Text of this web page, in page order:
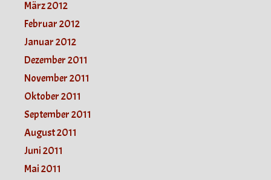
März 2012
Februar 2012
Januar 2012
Dezember 2011
November 2011
Oktober 2011
September 2011
August 2011
Juni 2011
Mai 2011